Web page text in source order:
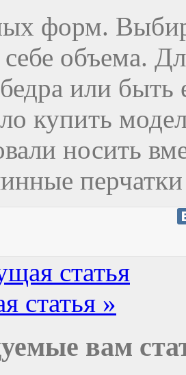
форм.
себе объема.
или
купить
носить
статья
статья »
вам